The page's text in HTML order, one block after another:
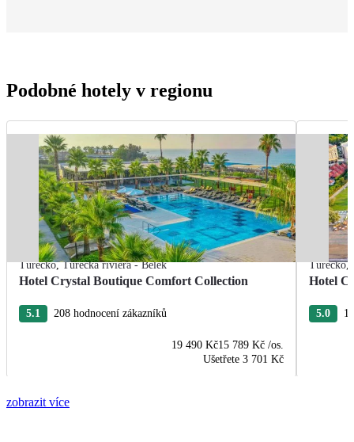
Podobné hotely v regionu
Turecko,Turecká riviéra - Belek
Hotel Crystal Boutique Comfort Collection
5.1 208 hodnocení zákazníků
19 490 Kč15 789 Kč /os.
Ušetřete 3 701 Kč
Turecko,
Hotel
5.0
zobrazit více